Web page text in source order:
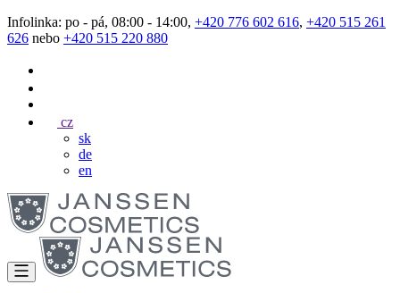
Infolinka: po - pá, 08:00 - 14:00, +420 776 602 616, +420 515 261
626 nebo +420 515 220 880
cz
sk
de
en